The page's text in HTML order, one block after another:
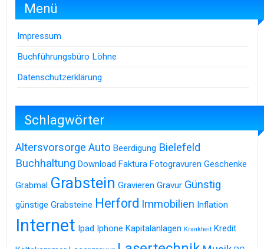
Menü
Impressum
Buchführungsbüro Löhne
Datenschutzerklärung
Schlagwörter
Altersvorsorge Auto Beerdigung Bielefeld
Buchhaltung Download Faktura Fotogravuren Geschenke
Grabmal Grabstein Gravieren Gravur Günstig
günstige Grabsteine Herford Immobilien Inflation
Internet Ipad Iphone Kapitalanlagen Krankheit Kredit